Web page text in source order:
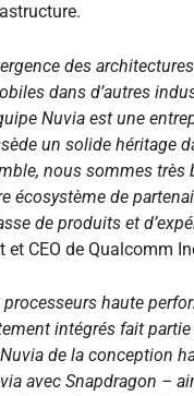
des
dans d’autres
Nuvia est une
un solide héritage
nous sommes
écosystème de
de produits et
et CEO de Qualcomm
processeurs haute
intégrés fait
de la conception
avec Snapdragon –